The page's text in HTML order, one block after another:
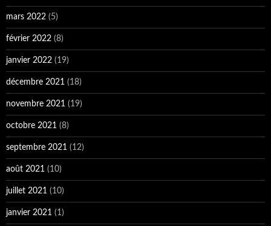
mars 2022 (5)
février 2022 (8)
janvier 2022 (19)
décembre 2021 (18)
novembre 2021 (19)
octobre 2021 (8)
septembre 2021 (12)
août 2021 (10)
juillet 2021 (10)
janvier 2021 (1)